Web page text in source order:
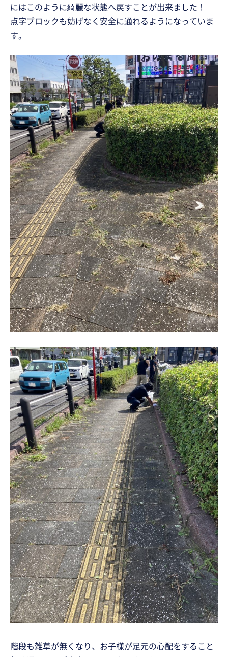
にはこのように綺麗な状態へ戻すことが出来ました！
点字ブロックも妨げなく安全に通れるようになっていま
す。
階段も雑草が無くなり、お子様が足元の心配をすること